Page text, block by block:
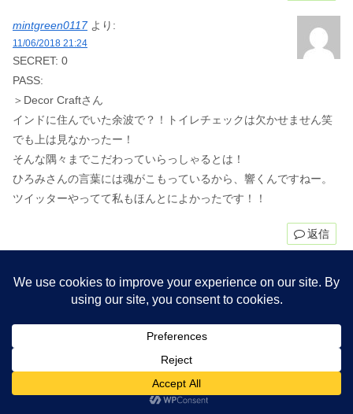
mintgreen0117 より:
11/06/2018 21:24
SECRET: 0
PASS:
＞Decor Craftさん
インドに住んでいた余波で？！トイレチェックは欠かせません笑
でも上は見なかったー！
そんな隅々までこだわっていらっしゃるとは！
ひろみさんの言葉には魂がこもっているから、響くんですねー。
ツイッターやってて私もほんとによかったです！！
返信
コメントを書き込む
ホーム タイで美容・健康